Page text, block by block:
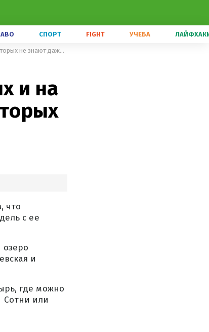
СПОРТ FIGHT УЧЕБА
Куда пойти во Львове на выходных и на Вербное воскресенье: места, о которых не знают даже местные
и на
что
с ее
и
где можно
Сотни или